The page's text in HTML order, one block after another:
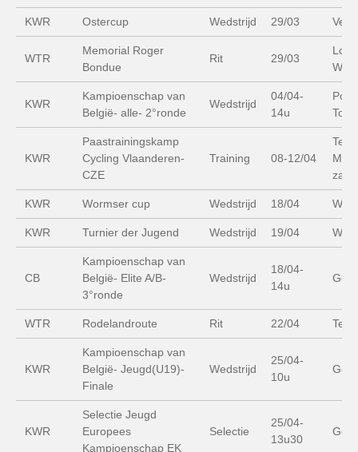
KWR Ostercup Wedstrijd 29/03
WTR
Memorial Roger
Bondue
Rit 29/03
KWR
Kampioenschap van
België- alle- 2°ronde
Wedstrijd
04/04-
14u
KWR
Paastrainingskamp
Cycling Vlaanderen-
CZE
Training 08-12/04
Ter
zaal
KWR Wormser cup Wedstrijd 18/04
KWR Turnier der Jugend Wedstrijd 19/04
CB
Kampioenschap van
België- Elite A/B-
3°ronde
Wedstrijd
18/04-
14u
WTR Rodelandroute Rit 22/04 Ter
KWR
Kampioenschap van
België- Jeugd(U19)-
Finale
Wedstrijd
25/04-
10u
KWR
Selectie Jeugd
Europees
Kampioenschap EK
Selectie
25/04-
13u30